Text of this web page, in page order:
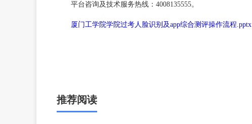
平台咨询及技术服务热线：4008135555。
厦门工学院学院过考人脸识别及app综合测评操作流程.pptx
推荐阅读